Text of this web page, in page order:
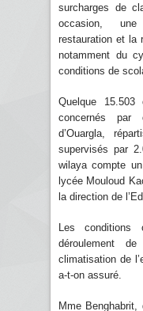
surcharges de
occasion,
restauration et la
notamment du
conditions de
Quelque
concernés
d’Ouargla,
supervisés par
wilaya compte
lycée Mouloud
la direction de
Les
déroulement
climatisation de
a-t-on assuré.
Mme